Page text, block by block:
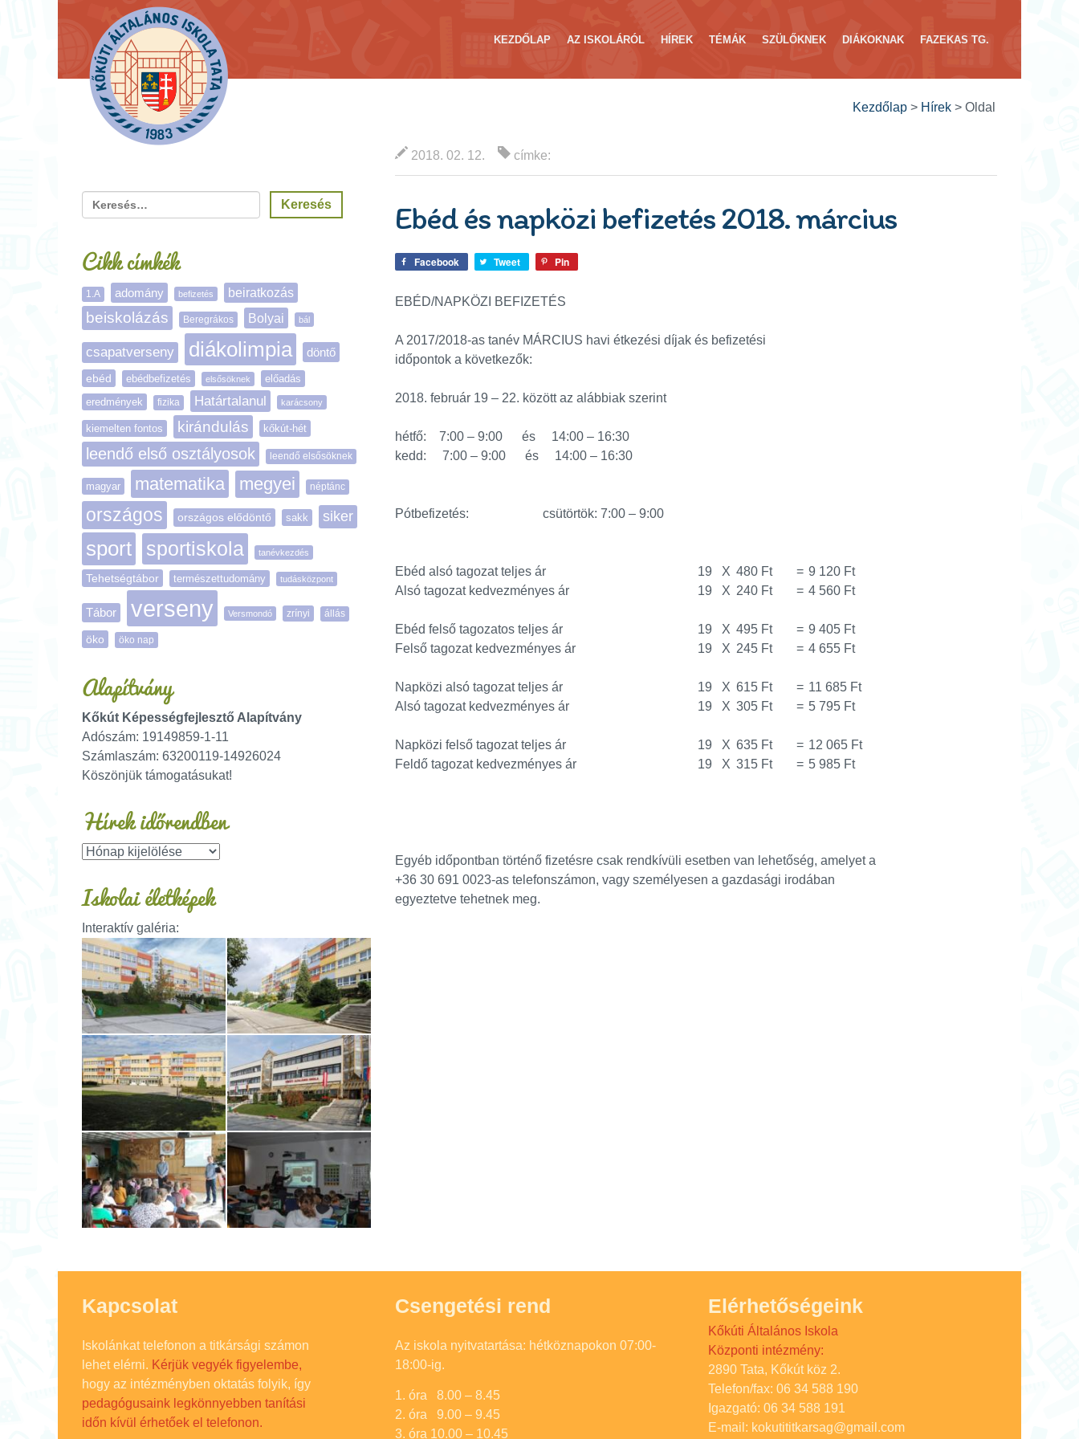
KEZDŐLAP AZ ISKOLÁRÓL HÍREK TÉMÁK SZÜLŐKNEK DIÁKOKNAK FAZEKAS TG.
Kezdőlap > Hírek > Oldal
2018. 02. 12. címke:
Ebéd és napközi befizetés 2018. március
Facebook Tweet Pin
EBÉD/NAPKÖZI BEFIZETÉS
A 2017/2018-as tanév MÁRCIUS havi étkezési díjak és befizetési
időpontok a következők:
2018. február 19 – 22. között az alábbiak szerint
hétfő: 7:00 – 9:00 és 14:00 – 16:30
kedd: 7:00 – 9:00 és 14:00 – 16:30
Pótbefizetés: csütörtök: 7:00 – 9:00
Ebéd alsó tagozat teljes ár 19 X 480 Ft = 9 120 Ft
Alsó tagozat kedvezményes ár
19 X 240 Ft = 4 560 Ft
Ebéd felső tagozatos teljes ár 19 X 495 Ft = 9 405 Ft
Felső tagozat kedvezményes ár
19 X 245 Ft = 4 655 Ft
Napközi alsó tagozat teljes ár 19 X 615 Ft = 11 685 Ft
Alsó tagozat kedvezményes ár
19 X 305 Ft = 5 795 Ft
Napközi felső tagozat teljes ár 19 X 635 Ft = 12 065 Ft
Feldő tagozat kedvezményes ár
19 X 315 Ft = 5 985 Ft
Egyéb időpontban történő fizetésre csak rendkívüli esetben van lehetőség, amelyet a
+36 30 691 0023-as telefonszámon, vagy személyesen a gazdasági irodában
egyeztetve tehetnek meg.
Cikk címkék
1.A adomány befizetés beiratkozás
beiskolázás Beregrákos Bolyai bál
csapatverseny diákolimpia döntő
ebéd ebédbefizetés elsősöknek
előadás
eredmények
fizika Határtalanul karácsony
kiemelten fontos kirándulás kőkút-hét
leendő első osztályosok leendő elsősöknek
magyar matematika megyei néptánc
országos országos elődöntő sakk siker
sport sportiskola tanévkezdés
Tehetségtábor természettudomány tudásközpont
Tábor verseny Versmondó zrínyi állás
öko öko nap
Alapítvány
Kőkút Képességfejlesztő Alapítvány
Adószám: 19149859-1-11
Számlaszám: 63200119-14926024
Köszönjük támogatásukat!
Hírek időrendben
Iskolai életképek
Interaktív galéria:
Kapcsolat
Iskolánkat telefonon a titkársági számon
lehet elérni. Kérjük vegyék figyelembe,
hogy az intézményben oktatás folyik, így
pedagógusaink legkönnyebben tanítási
időn kívül érhetőek el telefonon.
Csengetési rend
Az iskola nyitvatartása: hétköznapokon 07:00-
18:00-ig.
1. óra 8.00 – 8.45
2. óra 9.00 – 9.45
3. óra 10.00 – 10.45
Elérhetőségeink
Kőkúti Általános Iskola
Központi intézmény:
2890 Tata, Kőkút köz 2.
Telefon/fax: 06 34 588 190
Igazgató: 06 34 588 191
E-mail: kokutititkarsag@gmail.com